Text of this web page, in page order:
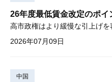
26年度最低賃金改定のポ
2026年07月09日
中国